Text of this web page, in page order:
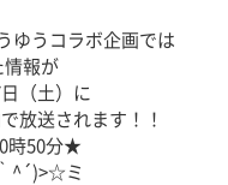
ゆうコラボ企画では
報が
（土）に
放送されます！！
時50分★
^´)>☆ミ